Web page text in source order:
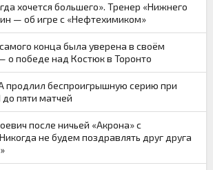
хочется большего». Тренер «Нижнего
— об игре с «Нефтехимиком»
конца была уверена в своём
о победе над Костюк в Торонто
продлил беспроигрышную серию при
пяти матчей
после ничьей «Акрона» с
не будем поздравлять друг друга